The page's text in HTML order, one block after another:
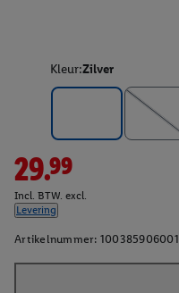
Kleur:Zilver
29.99
Incl. BTW. excl.
Levering
Artikelnummer: 100385906001